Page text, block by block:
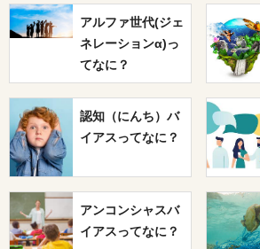
アルファ世代(ジェ
ネレーションα)っ
てなに？
認知（にんち）バ
イアスってなに？
アンコンシャスバ
イアスってなに？